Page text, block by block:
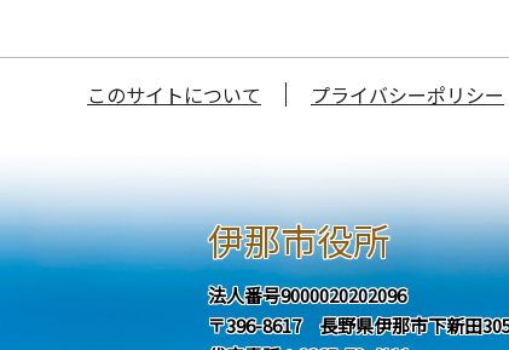
このサイトについて プライバシーポリシー
伊那市役所
法人番号9000020202096
〒396-8617 長野県伊那市下新田